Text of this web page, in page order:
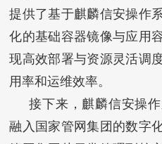
提供了基于麒麟信安操作
化的基础容器镜像与应用
现高效部署与资源灵活调
用率和运维效率。
接下来，麒麟信安操
融入国家管网集团的数字